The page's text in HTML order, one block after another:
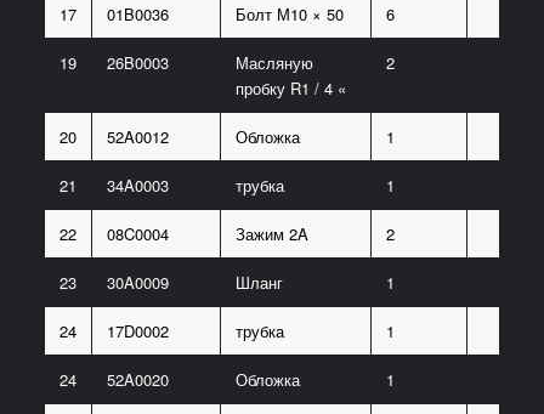
17 01B0036 Болт М10 × 50 6
19 26B0003
Масляную
пробку R1 / 4 «
2
20 52A0012 Обложка 1
21 34A0003 трубка 1
22 08C0004 Зажим 2A 2
23 30A0009 Шланг 1
24 17D0002 трубка 1
24 52A0020 Обложка 1